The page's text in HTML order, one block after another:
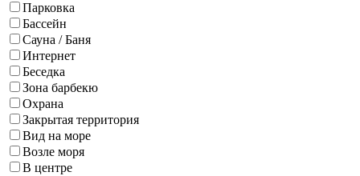
Парковка
Бассейн
Сауна / Баня
Интернет
Беседка
Зона барбекю
Охрана
Закрытая территория
Вид на море
Возле моря
В центре